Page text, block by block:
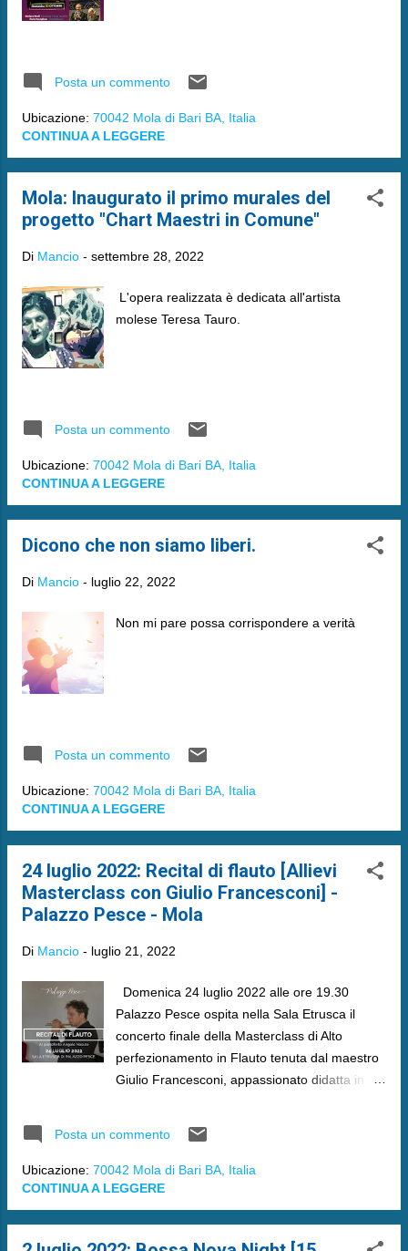
Posta un commento
Ubicazione: 70042 Mola di Bari BA, Italia
CONTINUA A LEGGERE
Mola: Inaugurato il primo murales del
progetto "Chart Maestri in Comune"
Di Mancio - settembre 28, 2022
L'opera realizzata è dedicata all'artista
molese Teresa Tauro.
Posta un commento
Ubicazione: 70042 Mola di Bari BA, Italia
CONTINUA A LEGGERE
Dicono che non siamo liberi.
Di Mancio - luglio 22, 2022
Non mi pare possa corrispondere a verità
Posta un commento
Ubicazione: 70042 Mola di Bari BA, Italia
CONTINUA A LEGGERE
24 luglio 2022: Recital di flauto [Allievi
Masterclass con Giulio Francesconi] -
Palazzo Pesce - Mola
Di Mancio - luglio 21, 2022
Domenica 24 luglio 2022 alle ore 19.30
Palazzo Pesce ospita nella Sala Etrusca il
concerto finale della Masterclass di Alto
perfezionamento in Flauto tenuta dal maestro
Giulio Francesconi, appassionato didatta in
Posta un commento
Ubicazione: 70042 Mola di Bari BA, Italia
CONTINUA A LEGGERE